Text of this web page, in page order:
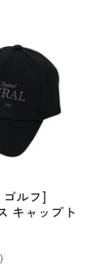
ルフ]
キャップト